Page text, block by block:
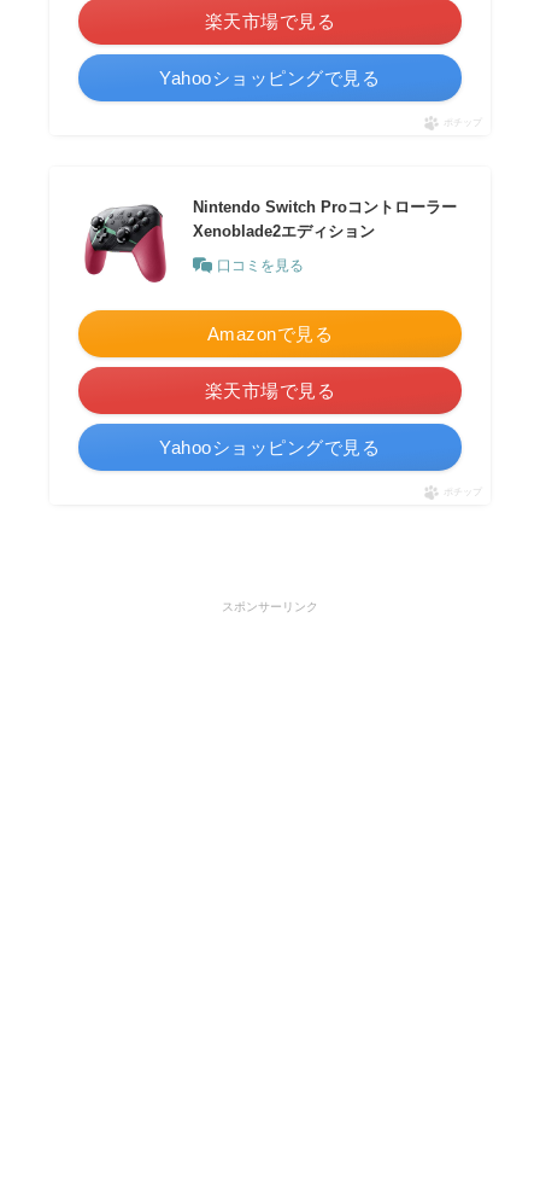
楽天市場で見る
Yahooショッピングで見る
ポチップ
Nintendo Switch Proコントローラー
Xenoblade2エディション
口コミを見る
Amazonで見る
楽天市場で見る
Yahooショッピングで見る
ポチップ
スポンサーリンク